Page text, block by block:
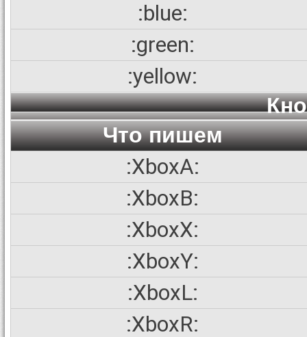
:blue:
:green:
:yellow:
Что пишем
:XboxA:
:XboxB:
:XboxX:
:XboxY:
:XboxL:
:XboxR: